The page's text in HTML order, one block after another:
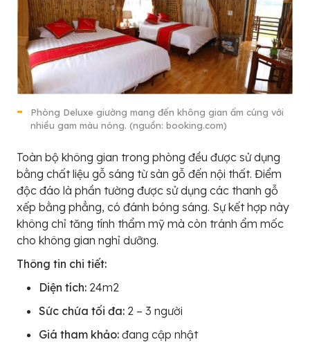
Phòng Deluxe giường mang đến không gian ấm cúng với
nhiều gam màu nóng. (nguồn: booking.com)
Toàn bộ không gian trong phòng đều được sử dụng
bằng chất liệu gỗ sáng từ sàn gỗ đến nội thất. Điểm
độc đáo là phần tường được sử dụng các thanh gỗ
xếp bằng phẳng, có đánh bóng sáng. Sự kết hợp này
không chỉ tăng tính thẩm mỹ mà còn tránh ẩm mốc
cho không gian nghỉ dưỡng.
Thông tin chi tiết:
Diện tích: 24m2
Sức chứa tối đa: 2 – 3 người
Giá tham khảo: đang cập nhật